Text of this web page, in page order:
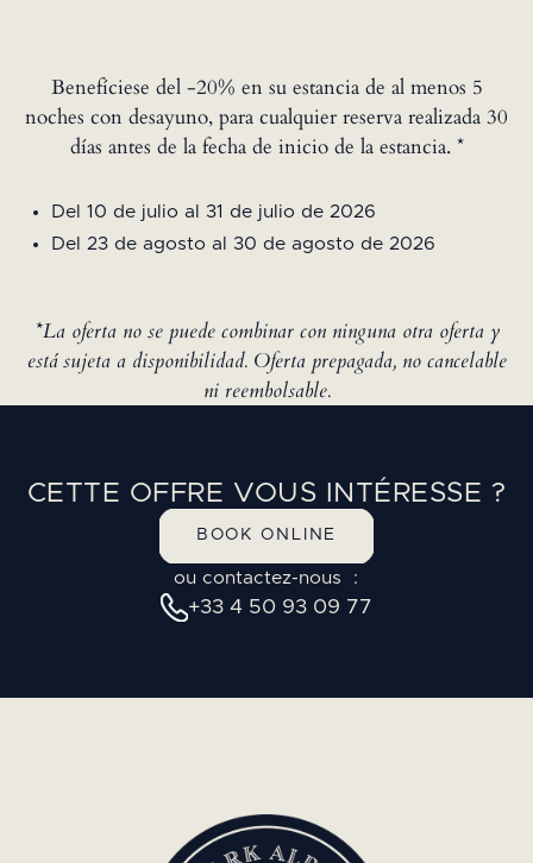
Benefíciese del -20% en su estancia de al menos 5
noches con desayuno, para cualquier reserva realizada 30
días antes de la fecha de inicio de la estancia. *
Del 10 de julio al 31 de julio de 2026
Del 23 de agosto al 30 de agosto de 2026
*La oferta no se puede combinar con ninguna otra oferta y
está sujeta a disponibilidad. Oferta prepagada, no cancelable
ni reembolsable.
CETTE OFFRE VOUS INTÉRESSE ?
BOOK ONLINE
ou contactez-nous :
+33 4 50 93 09 77